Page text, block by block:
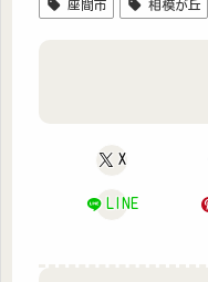
座間市 相模が丘
X
LINE